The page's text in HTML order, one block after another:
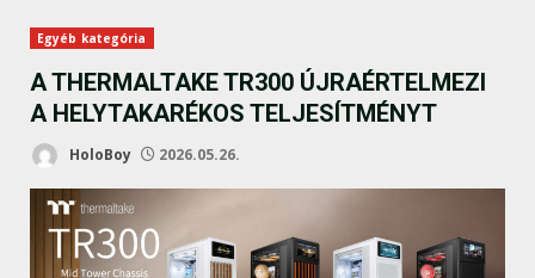
Egyéb kategória
A THERMALTAKE TR300 ÚJRAÉRTELMEZI
A HELYTAKARÉKOS TELJESÍTMÉNYT
HoloBoy 2026.05.26.